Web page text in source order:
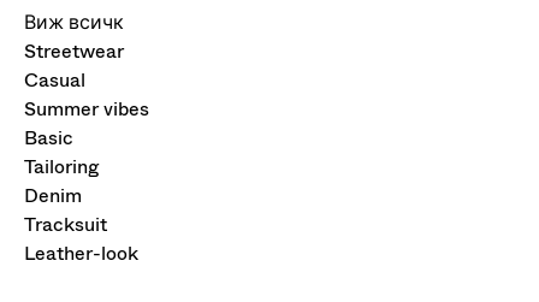
Виж всичк
Streetwear
Casual
Summer vibes
Basic
Tailoring
Denim
Tracksuit
Leather-look